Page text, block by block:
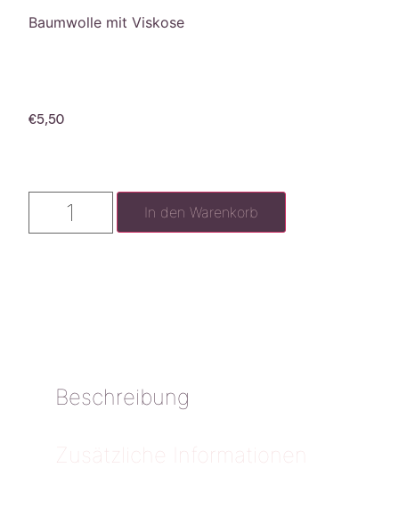
Baumwolle mit Viskose
€5,50
In den Warenkorb
Beschreibung
Zusätzliche Informationen